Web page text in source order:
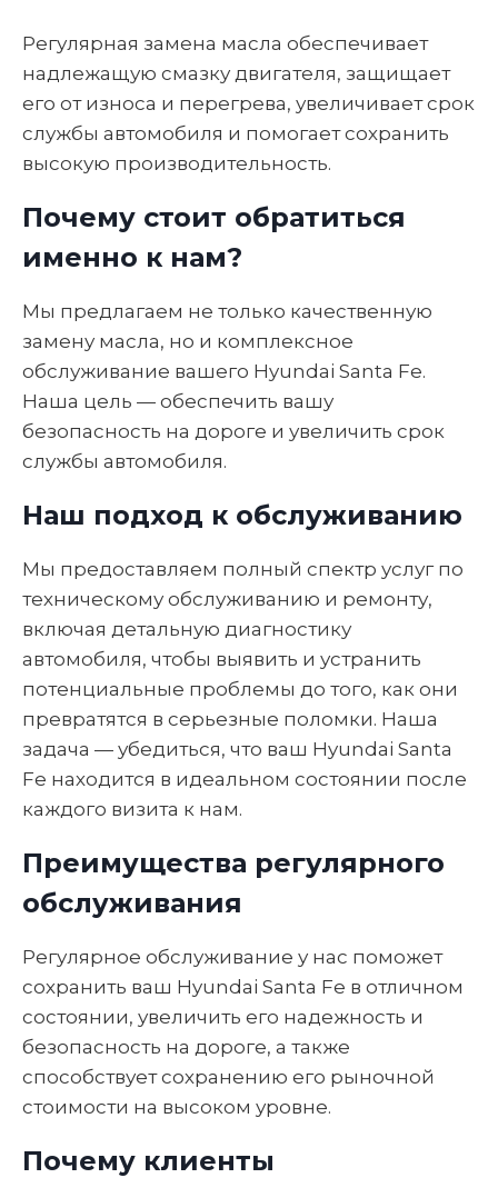
Регулярная замена масла обеспечивает
надлежащую смазку двигателя, защищает
его от износа и перегрева, увеличивает срок
службы автомобиля и помогает сохранить
высокую производительность.
Почему стоит обратиться
именно к нам?
Мы предлагаем не только качественную
замену масла, но и комплексное
обслуживание вашего Hyundai Santa Fe.
Наша цель — обеспечить вашу
безопасность на дороге и увеличить срок
службы автомобиля.
Наш подход к обслуживанию
Мы предоставляем полный спектр услуг по
техническому обслуживанию и ремонту,
включая детальную диагностику
автомобиля, чтобы выявить и устранить
потенциальные проблемы до того, как они
превратятся в серьезные поломки. Наша
задача — убедиться, что ваш Hyundai Santa
Fe находится в идеальном состоянии после
каждого визита к нам.
Преимущества регулярного
обслуживания
Регулярное обслуживание у нас поможет
сохранить ваш Hyundai Santa Fe в отличном
состоянии, увеличить его надежность и
безопасность на дороге, а также
способствует сохранению его рыночной
стоимости на высоком уровне.
Почему клиенты